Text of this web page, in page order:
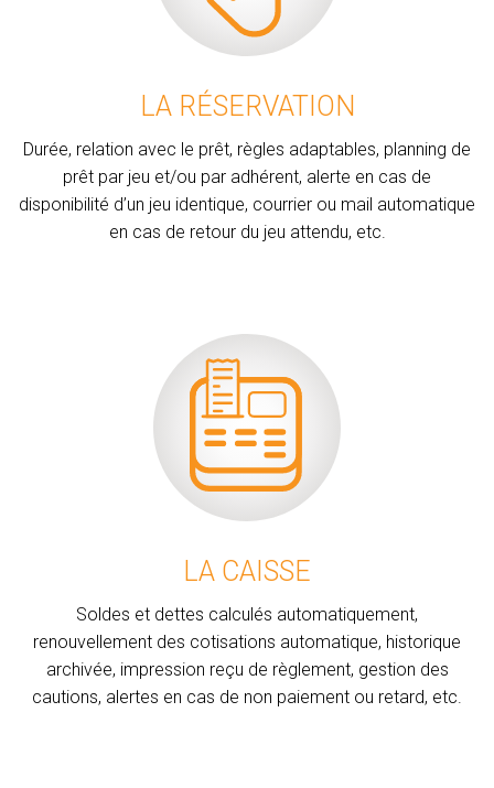
LA RÉSERVATION
Durée, relation avec le prêt, règles adaptables, planning de
prêt par jeu et/ou par adhérent, alerte en cas de
disponibilité d’un jeu identique, courrier ou mail automatique
en cas de retour du jeu attendu, etc.
LA CAISSE
Soldes et dettes calculés automatiquement,
renouvellement des cotisations automatique, historique
archivée, impression reçu de règlement, gestion des
cautions, alertes en cas de non paiement ou retard, etc.